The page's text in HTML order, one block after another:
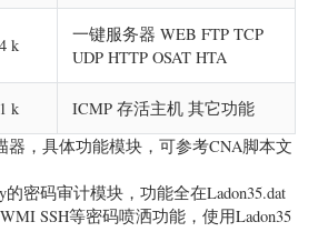
k
一键服务器 WEB FTP TCP
UDP HTTP OSAT HTA
k
ICMP 存活主机 其它功能
器，具体功能模块，可参考CNA脚本文
的密码审计模块，功能全在Ladon35.dat
SSH等密码喷洒功能，使用Ladon35